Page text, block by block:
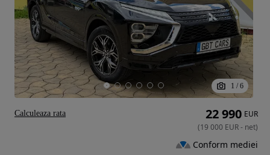
1 / 6
22 990 EUR
(19 000 EUR- net)
Conform mediei
Calculeaza rata